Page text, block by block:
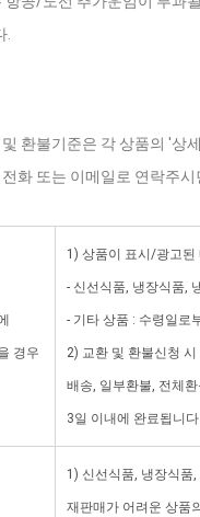
.
환불기준은 각 상품의 '상
화 또는 이메일로 연락주
경우
1) 상품이 표시/광고된
- 신선식품, 냉장식품,
- 기타 상품 : 수령일로
2) 교환 및 환불신청
배송, 일부환불, 전체
3일 이내에 완료됩니
1) 신선식품, 냉장식품
재판매가 어려운 상품